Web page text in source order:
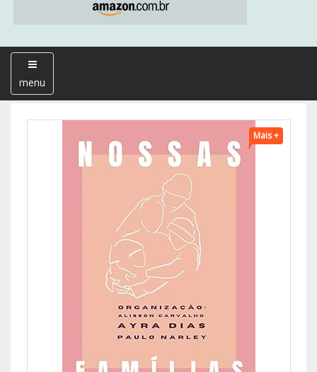
menu
Mais +